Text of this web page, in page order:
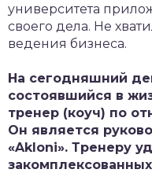
университета
своего дела. Не
ведения бизнеса.
На сегодняшний
состоявшийся в
тренер (коуч) по
Он является
«Akloni». Тренеру